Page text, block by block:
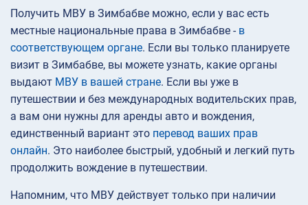
Получить МВУ в Зимбабве можно, если у вас есть
местные национальные права в Зимбабве - в
соответствующем органе. Если вы только планируете
визит в Зимбабве, вы можете узнать, какие органы
выдают МВУ в вашей стране. Если вы уже в
путешествии и без международных водительских прав,
а вам они нужны для аренды авто и вождения,
единственный вариант это перевод ваших прав
онлайн. Это наиболее быстрый, удобный и легкий путь
продолжить вождение в путешествии.
Напомним, что МВУ действует только при наличии